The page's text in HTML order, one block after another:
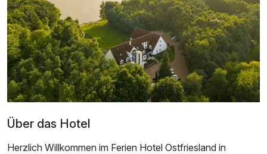
Über das Hotel
Herzlich Willkommen im Ferien Hotel Ostfriesland in